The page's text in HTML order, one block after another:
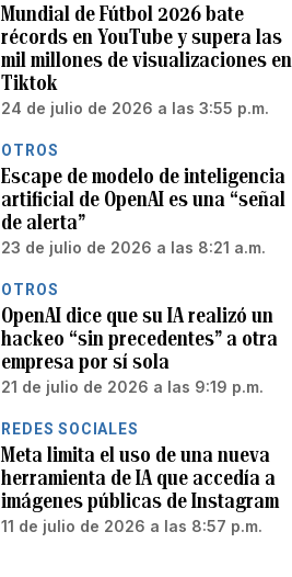
Mundial de Fútbol 2026 bate
récords en YouTube y supera las
mil millones de visualizaciones en
Tiktok
24 de julio de 2026 a las 3:55 p.m.
OTROS
Escape de modelo de inteligencia
artificial de OpenAI es una “señal
de alerta”
23 de julio de 2026 a las 8:21 a.m.
OTROS
OpenAI dice que su IA realizó un
hackeo “sin precedentes” a otra
empresa por sí sola
21 de julio de 2026 a las 9:19 p.m.
REDES SOCIALES
Meta limita el uso de una nueva
herramienta de IA que accedía a
imágenes públicas de Instagram
11 de julio de 2026 a las 8:57 p.m.